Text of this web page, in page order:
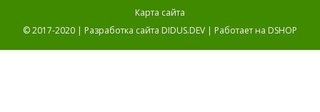
Карта сайта
© 2017-2020 | Разработка сайта DIDUS.DEV | Работает на DSHOP